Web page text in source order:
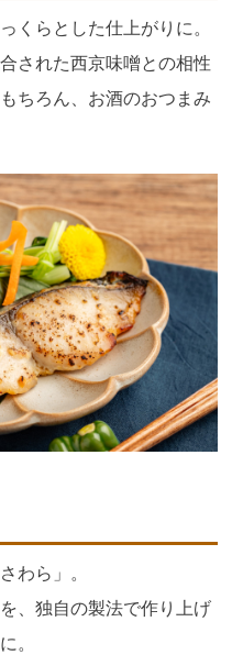
くらとした仕上がりに。
された西京味噌との相性
ちろん、お酒のおつまみ
わら」。
、独自の製法で作り上げ
。